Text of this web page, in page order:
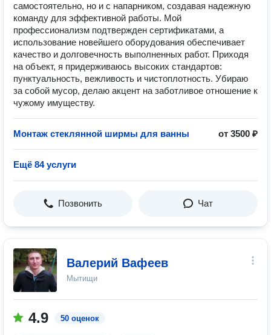
самостоятельно, но и с напарником, создавая надежную
команду для эффективной работы. Мой
профессионализм подтвержден сертификатами, а
использование новейшего оборудования обеспечивает
качество и долговечность выполненных работ. Приходя
на объект, я придерживаюсь высоких стандартов:
пунктуальность, вежливость и чистоплотность. Убираю
за собой мусор, делаю акцент на заботливое отношение к
чужому имуществу.
Монтаж стеклянной ширмы для ванны от 3500 ₽
Ещё 84 услуги
Позвонить Чат
Валерий Вафеев
Мытищи
4.9 50 оценок